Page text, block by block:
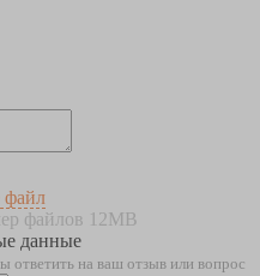
файл
файлов 12MB
данные
на ваш отзыв или вопрос